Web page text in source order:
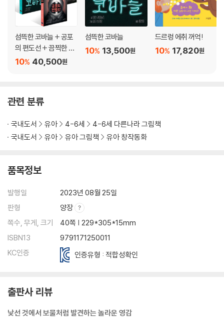
섬뜩한 코바늘 + 공포
의 편도선 + 끔찍한 샐
러드 세트40,500원
10%
섬뜩한 코바늘
13,500원
10%
드르렁 에취 꺼억!
17,820원
10%
관련 분류
국내도서 유아 4-6세
4-6세 다른나라 그림책
국내도서
유아 유아 그림책 유아 창작동화
품목정보
발행일
2023년 08월 25일
판형
양장
쪽수, 무게, 크기
40쪽 | 229*305*15mm
ISBN13
9791171250011
KC인증
인증유형 : 적합성확인
출판사 리뷰
낯선 것에서 보물처럼 발견하는 놀라운 영감